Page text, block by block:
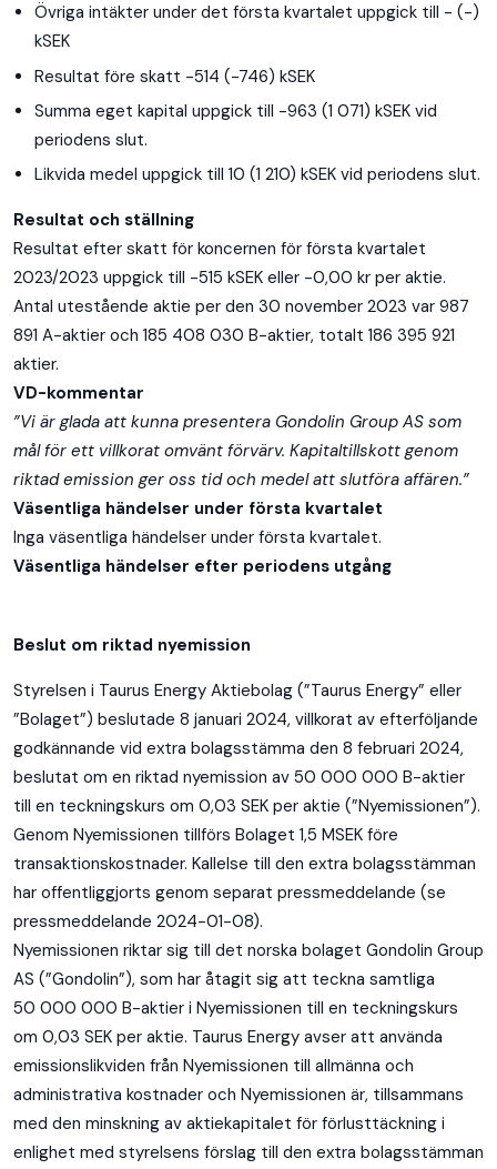
Övriga intäkter under det första kvartalet uppgick till - (-)
kSEK
Resultat före skatt -514 (-746) kSEK
Summa eget kapital uppgick till -963 (1 071) kSEK vid
periodens slut.
Likvida medel uppgick till 10 (1 210) kSEK vid periodens slut.
Resultat och ställning
Resultat efter skatt för koncernen för första kvartalet
2023/2023 uppgick till -515 kSEK eller -0,00 kr per aktie.
Antal utestående aktie per den 30 november 2023 var 987
891 A-aktier och 185 408 030 B-aktier, totalt 186 395 921
aktier.
VD-kommentar
”Vi är glada att kunna presentera Gondolin Group AS som
mål för ett villkorat omvänt förvärv. Kapitaltillskott genom
riktad emission ger oss tid och medel att slutföra affären.”
Väsentliga händelser under första kvartalet
Inga väsentliga händelser under första kvartalet.
Väsentliga händelser efter periodens utgång
Beslut om riktad nyemission
Styrelsen i Taurus Energy Aktiebolag (”Taurus Energy” eller
”Bolaget”) beslutade 8 januari 2024, villkorat av efterföljande
godkännande vid extra bolagsstämma den 8 februari 2024,
beslutat om en riktad nyemission av 50 000 000 B-aktier
till en teckningskurs om 0,03 SEK per aktie (”Nyemissionen”).
Genom Nyemissionen tillförs Bolaget 1,5 MSEK före
transaktionskostnader. Kallelse till den extra bolagsstämman
har offentliggjorts genom separat pressmeddelande (se
pressmeddelande 2024-01-08).
Nyemissionen riktar sig till det norska bolaget Gondolin Group
AS (”Gondolin”), som har åtagit sig att teckna samtliga
50 000 000 B-aktier i Nyemissionen till en teckningskurs
om 0,03 SEK per aktie. Taurus Energy avser att använda
emissionslikviden från Nyemissionen till allmänna och
administrativa kostnader och Nyemissionen är, tillsammans
med den minskning av aktiekapitalet för förlusttäckning i
enlighet med styrelsens förslag till den extra bolagsstämman